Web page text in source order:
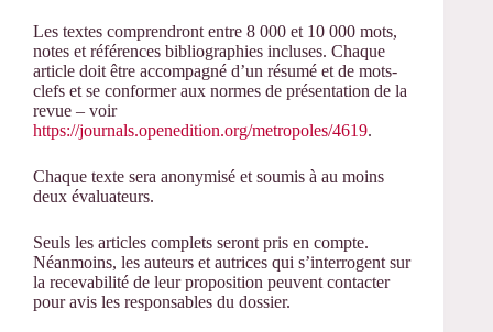
Les textes comprendront entre 8 000 et 10 000 mots,
notes et références bibliographies incluses. Chaque
article doit être accompagné d’un résumé et de mots-
clefs et se conformer aux normes de présentation de la
revue – voir
https://journals.openedition.org/metropoles/4619.
Chaque texte sera anonymisé et soumis à au moins
deux évaluateurs.
Seuls les articles complets seront pris en compte.
Néanmoins, les auteurs et autrices qui s’interrogent sur
la recevabilité de leur proposition peuvent contacter
pour avis les responsables du dossier.